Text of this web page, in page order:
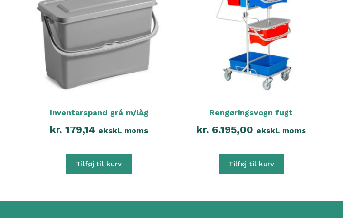
Inventarspand grå m/låg
kr. 179,14 ekskl. moms
Tilføj til kurv
Rengøringsvogn fugt
kr. 6.195,00 ekskl. moms
Tilføj til kurv